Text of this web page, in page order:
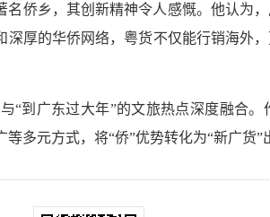
名侨乡，其创新精神令人感慨。他认为
厚的华侨网络，粤货不仅能行销海外
“到广东过大年”的文旅热点深度融合
多元方式，将“侨”优势转化为“新广货”